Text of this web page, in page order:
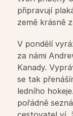
Školy
Pásmo pro školy
English is fun
připravují
země krásně
V pondělí
za námi
Kanady.
se tak
ledního
pořádně